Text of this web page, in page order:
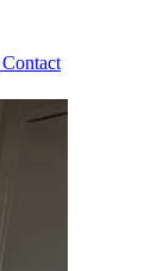
Contact